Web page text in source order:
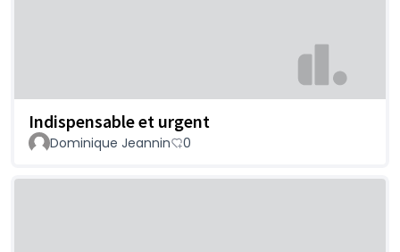
Indispensable et urgent
Dominique Jeannin 0